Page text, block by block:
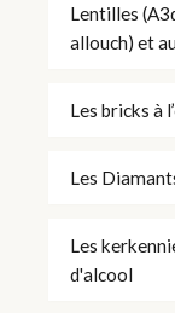
Lentilles
allouch) et
Les bricks à
Les
Les
d'alcool